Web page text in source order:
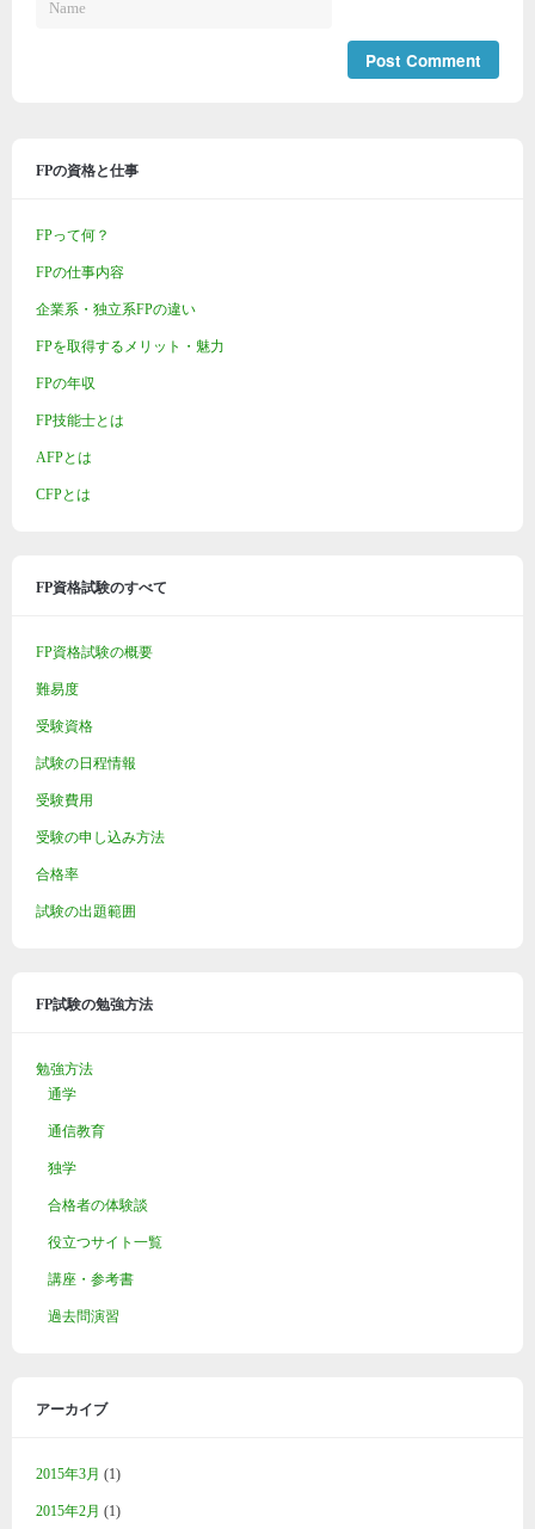
FPの資格と仕事
FPって何？
FPの仕事内容
企業系・独立系FPの違い
FPを取得するメリット・魅力
FPの年収
FP技能士とは
AFPとは
CFPとは
FP資格試験のすべて
FP資格試験の概要
難易度
受験資格
試験の日程情報
受験費用
受験の申し込み方法
合格率
試験の出題範囲
FP試験の勉強方法
勉強方法
通学
通信教育
独学
合格者の体験談
役立つサイト一覧
講座・参考書
過去問演習
アーカイブ
2015年3月 (1)
2015年2月 (1)